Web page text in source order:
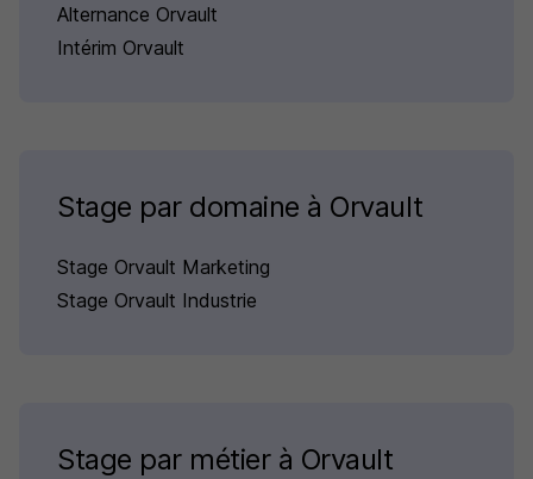
Alternance Orvault
Intérim Orvault
Stage par domaine à Orvault
Stage Orvault Marketing
Stage Orvault Industrie
Stage par métier à Orvault